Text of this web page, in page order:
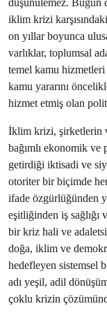
iklim krizi
on yıllar boyunca
varlıklar, toplumsal
temel kamu
kamu yararını
hizmet etmiş olan
İklim krizi, şirketlerin
bağımlı ekonomik ve
getirdiği iktisadi ve
otoriter bir biçimde
ifade özgürlüğünden
eşitliğinden iş
bir kriz hali ve
doğa, iklim ve
hedefleyen sistemsel
adı yeşil, adil
çoklu krizin